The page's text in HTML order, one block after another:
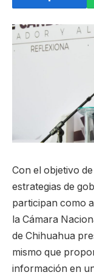
Con el objetivo
estrategias de
participan como
la Cámara
de Chihuahua
mismo que
información en